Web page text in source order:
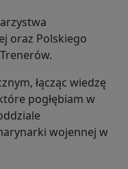
oraz Polskiego
łącząc wiedzę
pogłębiam w
wojennej w